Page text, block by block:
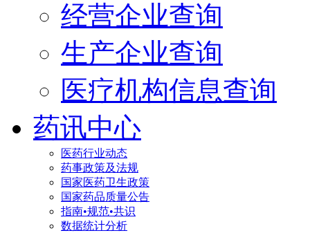
经营企业查询
生产企业查询
医疗机构信息查询
药讯中心
医药行业动态
药事政策及法规
国家医药卫生政策
国家药品质量公告
指南•规范•共识
数据统计分析